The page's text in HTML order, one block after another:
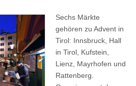
Sechs Märkte
gehören zu Advent in
Tirol: Innsbruck, Hall
in Tirol, Kufstein,
Lienz, Mayrhofen und
Rattenberg.